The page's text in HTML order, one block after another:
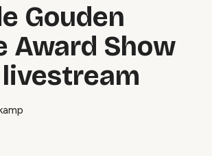
Gouden
Award Show